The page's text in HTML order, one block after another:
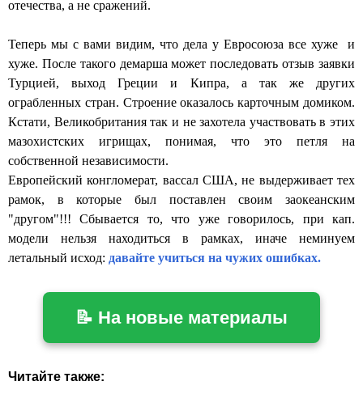
отечества, а не сражений.
Теперь мы с вами видим, что дела у Евросоюза все хуже и
хуже. После такого демарша может последовать отзыв заявки
Турцией, выход Греции и Кипра, а так же других
ограбленных стран. Строение оказалось карточным домиком.
Кстати, Великобритания так и не захотела участвовать в этих
мазохистских игрищах, понимая, что это петля на
собственной независимости.
Европейский конгломерат, вассал США, не выдерживает тех
рамок, в которые был поставлен своим заокеанским
"другом"!!! Сбывается то, что уже говорилось, при кап.
модели нельзя находиться в рамках, иначе неминуем
летальный исход: давайте учиться на чужих ошибках.
📝 На новые материалы
Читайте также: